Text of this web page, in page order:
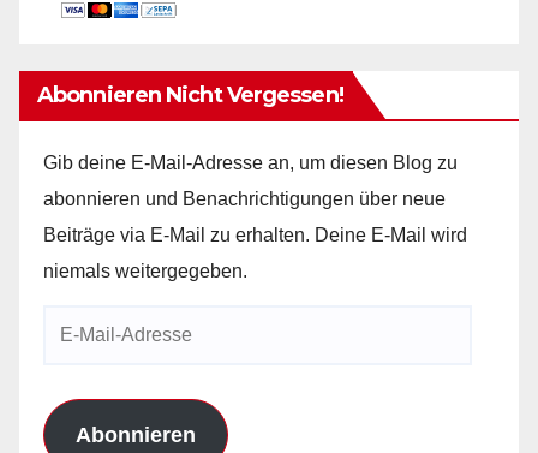
Abonnieren Nicht Vergessen!
Gib deine E-Mail-Adresse an, um diesen Blog zu
abonnieren und Benachrichtigungen über neue
Beiträge via E-Mail zu erhalten. Deine E-Mail wird
niemals weitergegeben.
Abonnieren